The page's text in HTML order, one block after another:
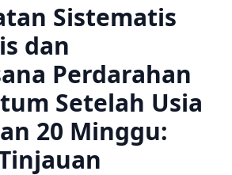
Sistematis
dan
Perdarahan
Setelah Usia
20 Minggu: